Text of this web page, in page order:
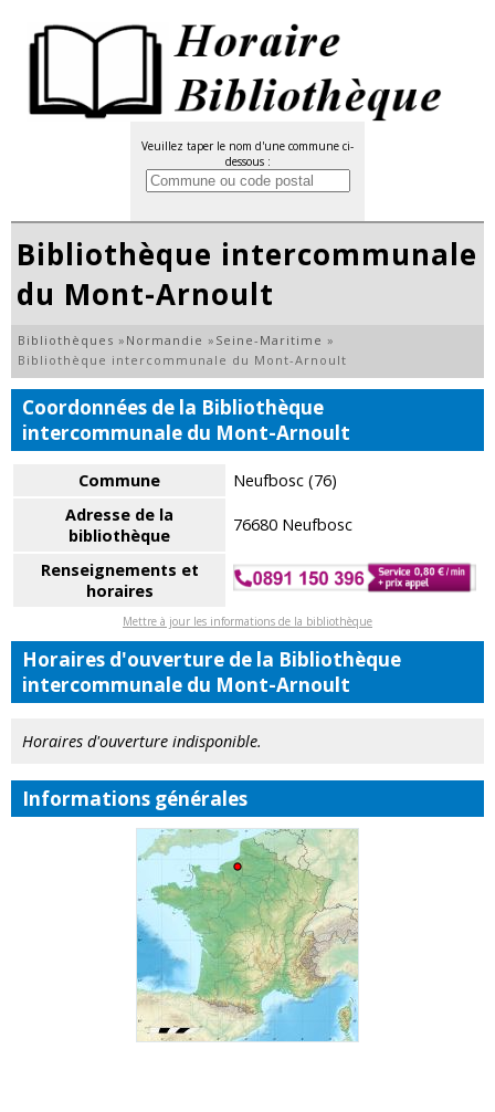
Veuillez taper le nom d'une commune ci-
dessous :
Bibliothèque intercommunale
du Mont-Arnoult
Bibliothèques » Normandie » Seine-Maritime »
Bibliothèque intercommunale du Mont-Arnoult
Coordonnées de la Bibliothèque
intercommunale du Mont-Arnoult
Commune
Neufbosc (76)
Adresse de la
bibliothèque
76680 Neufbosc
Renseignements et
horaires
Mettre à jour les informations de la bibliothèque
Horaires d'ouverture de la Bibliothèque
intercommunale du Mont-Arnoult
Horaires d'ouverture indisponible.
Informations générales